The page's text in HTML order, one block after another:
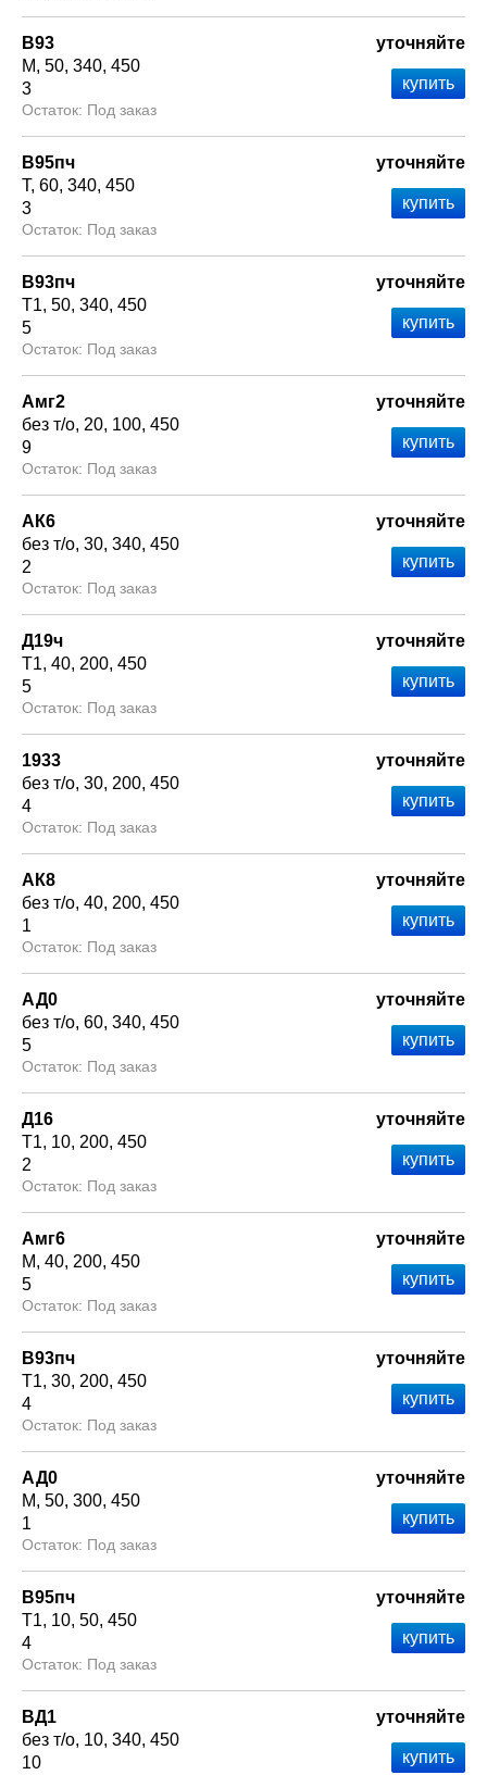
В93
М 50 340 450
3
Под заказ
уточняйте
В95пч
Т 60 340 450
3
Под заказ
уточняйте
В93пч
Т1 50 340 450
5
Под заказ
уточняйте
Амг2
без т/о 20 100 450
9
Под заказ
уточняйте
АК6
без т/о 30 340 450
2
Под заказ
уточняйте
Д19ч
Т1 40 200 450
5
Под заказ
уточняйте
1933
без т/о 30 200 450
4
Под заказ
уточняйте
АК8
без т/о 40 200 450
1
Под заказ
уточняйте
АД0
без т/о 60 340 450
5
Под заказ
уточняйте
Д16
Т1 10 200 450
2
Под заказ
уточняйте
Амг6
М 40 200 450
5
Под заказ
уточняйте
В93пч
Т1 30 200 450
4
Под заказ
уточняйте
АД0
М 50 300 450
1
Под заказ
уточняйте
В95пч
Т1 10 50 450
4
Под заказ
уточняйте
ВД1
без т/о 10 340 450
10
уточняйте